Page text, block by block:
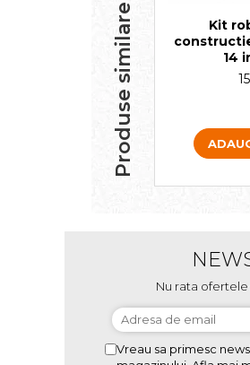
Produse similare
Kit
14
Nu rata
Vreau sa primesc